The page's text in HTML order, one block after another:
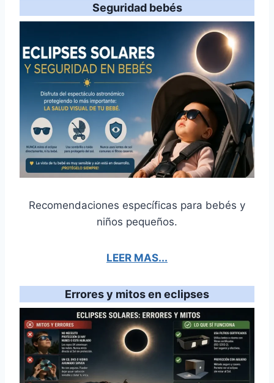
Seguridad bebés
Recomendaciones específicas para bebés y
niños pequeños.
LEER MAS...
Errores y mitos en eclipses